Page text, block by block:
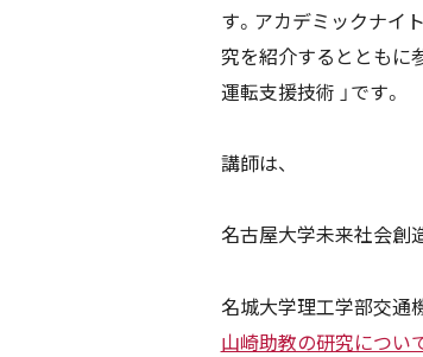
す。アカデミックナイ
究を紹介するとともに
運転支援技術 」です。
講師は、
名古屋大学未来社会
名城大学理工学部交
山崎助教の研究につい